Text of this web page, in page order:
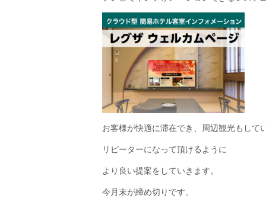
お客様が快適に滞在でき、周辺観光もして
リピーターになって頂けるように
より良い提案をしていきます。
今月末が締め切りです。